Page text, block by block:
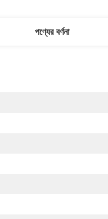
পণ্যের বর্ণনা